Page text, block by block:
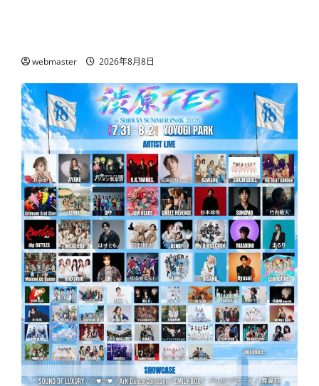
webmaster 2026年8月8日